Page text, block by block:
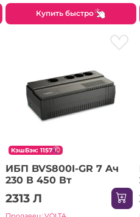
Купить быстро
КэшБэк: 1157
ИБП BVS800I-GR 7 Aч
230 В 450 Вт
2313 Л